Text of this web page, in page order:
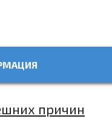
причин